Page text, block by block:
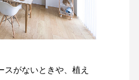
スがないときや、植え